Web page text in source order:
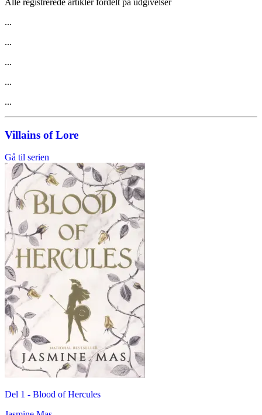
...
...
...
...
...
Villains of Lore
Gå til serien
Del 1 - Blood of Hercules